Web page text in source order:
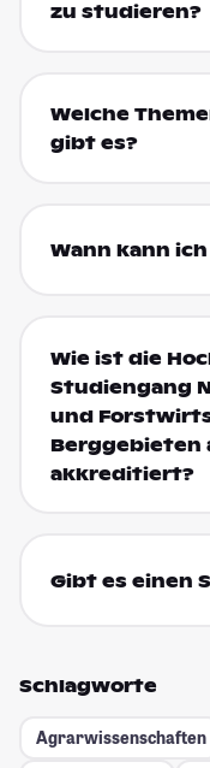
zu studieren?
Welche
gibt es?
Wann kann
Wie ist die
Studiengang
und
Berggebieten
akkreditiert?
Gibt es einen
Schlagworte
Agrarwissenschaften